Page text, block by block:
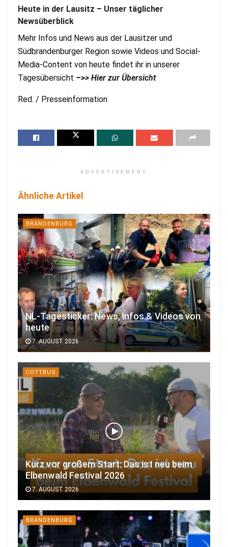
Heute in der Lausitz – Unser täglicher
Newsüberblick
Mehr Infos und News aus der Lausitzer und
Südbrandenburger Region sowie Videos und Social-
Media-Content von heute findet ihr in unserer
Tagesübersicht –>> Hier zur Übersicht
Red. / Presseinformation
ADVERTISEMENT
Ähnliche Artikel
BRANDENBURG
NL-Tagesticker: News, Infos & Videos von
heute
7. AUGUST 2026
COTTBUS
Kurz vor großem Start: Das ist neu beim
Elbenwald Festival 2026
7. AUGUST 2026
BRANDENBURG